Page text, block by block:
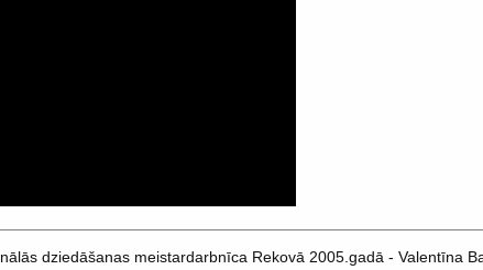
dziedāšanas meistardarbnīca Rekovā 2005.gadā - Valentīna